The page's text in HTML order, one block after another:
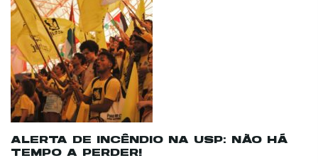
ALERTA DE INCÊNDIO NA USP: NÃO HÁ
TEMPO A PERDER!